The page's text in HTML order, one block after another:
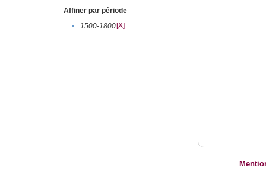
Affiner par période
•
1500-1800[X]